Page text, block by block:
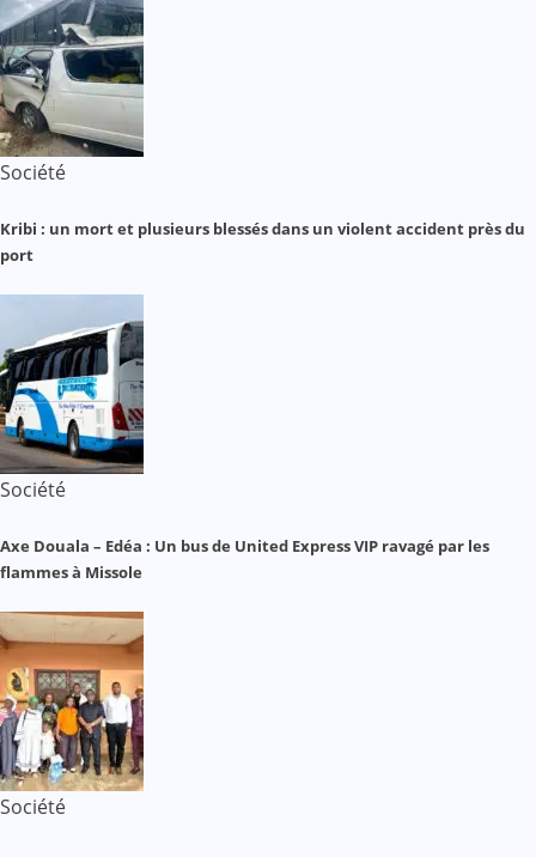
Société
Kribi : un mort et plusieurs blessés dans un violent accident près du
port
Société
Axe Douala – Edéa : Un bus de United Express VIP ravagé par les
flammes à Missole
Société